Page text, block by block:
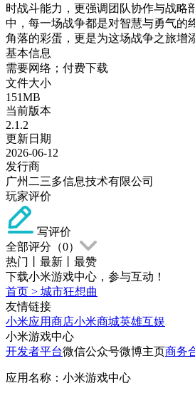
时战斗能力，更强调团队协作与战略
中，每一场战争都是对智慧与勇气的
角落的彩蛋，更是为这场战争之旅增
基本信息
需要网络；付费下载
文件大小
151MB
当前版本
2.1.2
更新日期
2026-06-12
发行商
广州二三多信息技术有限公司
玩家评价
写评价
全部评分（0）
热门
最新
最赞
下载小米游戏中心，参与互动！
首页 > 城市狂想曲
友情链接
小米应用商店小米商城英雄互娱
小米游戏中心
开发者平台微信公众号微博主页商务
应用名称：小米游戏中心